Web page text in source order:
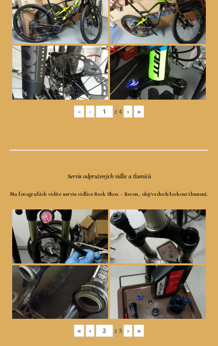
« ‹ z4 › »
Servis odpružených vidlic a tlumičů
Na fotografiích vidíte servis vidlice Rock Shox – Recon, olej/vzduch/lockout/tlumení.
« ‹ z3 › »